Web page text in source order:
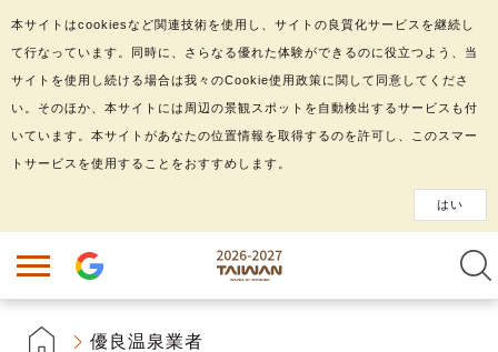
優良温泉業者
本サイトはcookiesなど関連技術を使用し、サイトの良質化サービスを継続し
て行なっています。同時に、さらなる優れた体験ができるのに役立つよう、当
サイトを使用し続ける場合は我々のCookie使用政策に関して同意してくださ
い。そのほか、本サイトには周辺の景観スポットを自動検出するサービスも付
いています。本サイトがあなたの位置情報を取得するのを許可し、このスマー
トサービスを使用することをおすすめします。
はい